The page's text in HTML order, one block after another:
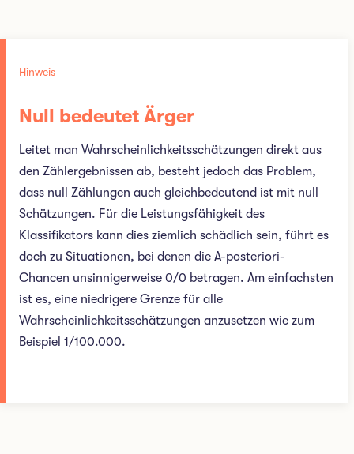
Hinweis
Null bedeutet Ärger
Leitet man Wahrscheinlichkeitsschätzungen direkt aus
den Zählergebnissen ab, besteht jedoch das Problem,
dass null Zählungen auch gleichbedeutend ist mit null
Schätzungen. Für die Leistungsfähigkeit des
Klassifikators kann dies ziemlich schädlich sein, führt es
doch zu Situationen, bei denen die A-posteriori-
Chancen unsinnigerweise 0/0 betragen. Am einfachsten
ist es, eine niedrigere Grenze für alle
Wahrscheinlichkeitsschätzungen anzusetzen wie zum
Beispiel 1/100.000.